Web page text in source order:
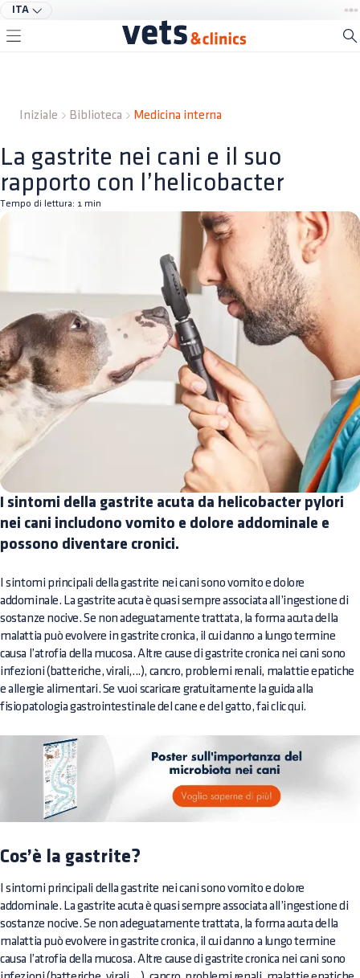
ITA
Iniziale Biblioteca Medicina interna
La gastrite nei cani e il suo
rapporto con l’helicobacter
Tempo di lettura: 1 min
I sintomi della gastrite acuta da helicobacter pylori
nei cani includono vomito e dolore addominale e
possono diventare cronici.
I sintomi principali della gastrite nei cani sono vomito e dolore
addominale. La gastrite acuta è quasi sempre associata all’ingestione di
sostanze nocive. Se non adeguatamente trattata, la forma acuta della
malattia può evolvere in gastrite cronica, il cui danno a lungo termine
causa l’atrofia della mucosa. Altre cause di gastrite cronica nei cani sono
infezioni (batteriche, virali,...), cancro, problemi renali, malattie epatiche
e allergie alimentari. Se vuoi scaricare gratuitamente la guida alla
fisiopatologia gastrointestinale del cane e del gatto, fai clic qui.
Cos’è la gastrite?
I sintomi principali della gastrite nei cani sono vomito e dolore
addominale. La gastrite acuta è quasi sempre associata all’ingestione di
sostanze nocive. Se non adeguatamente trattata, la forma acuta della
malattia può evolvere in gastrite cronica, il cui danno a lungo termine
causa l’atrofia della mucosa. Altre cause di gastrite cronica nei cani sono